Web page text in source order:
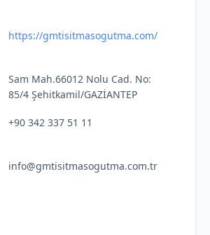
https://gmtisitmasogutma.com/
Sam Mah.66012 Nolu Cad. No:
85/4 Şehitkamil/GAZİANTEP
+90 342 337 51 11
info@gmtisitmasogutma.com.tr